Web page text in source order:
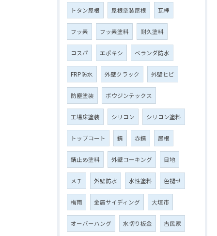
トタン屋根 屋根塗装屋根 瓦棒
フッ素 フッ素塗料 耐久塗料
コスパ エポキシ ベランダ防水
FRP防水 外壁クラック 外壁ヒビ
防塵塗装 ボウジンテックス
工場床塗装 シリコン シリコン塗料
トップコート 錆 赤錆 屋根
錆止め塗料 外壁コーキング 目地
メチ 外壁防水 水性塗料 色褪せ
梅雨 金属サイディング 大垣市
オーバーハング 水切り板金 古民家